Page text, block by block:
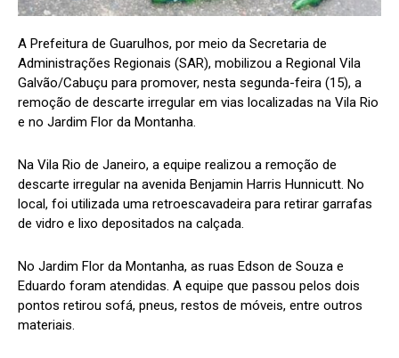
A Prefeitura de Guarulhos, por meio da Secretaria de
Administrações Regionais (SAR), mobilizou a Regional Vila
Galvão/Cabuçu para promover, nesta segunda-feira (15), a
remoção de descarte irregular em vias localizadas na Vila Rio
e no Jardim Flor da Montanha.
Na Vila Rio de Janeiro, a equipe realizou a remoção de
descarte irregular na avenida Benjamin Harris Hunnicutt. No
local, foi utilizada uma retroescavadeira para retirar garrafas
de vidro e lixo depositados na calçada.
No Jardim Flor da Montanha, as ruas Edson de Souza e
Eduardo foram atendidas. A equipe que passou pelos dois
pontos retirou sofá, pneus, restos de móveis, entre outros
materiais.